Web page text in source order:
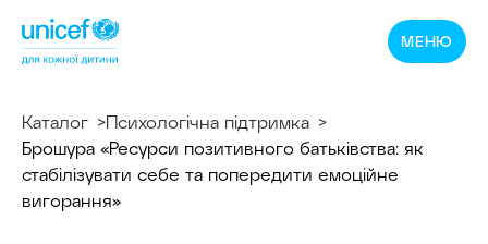
Спільнотека
ЮНІСЕФ
Україна
МЕНЮ
Каталог
Психологічна підтримка
Брошура «Ресурси позитивного батьківства: як
стабілізувати себе та попередити емоційне
вигорання»